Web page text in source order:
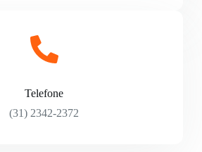
Telefone
(31) 2342-2372